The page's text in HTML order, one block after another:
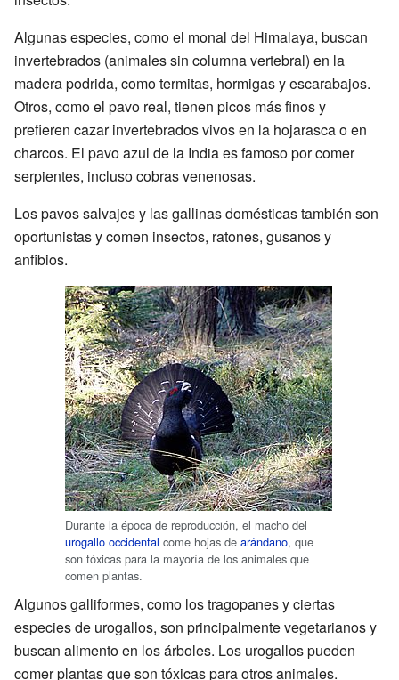
Algunas especies, como el monal del Himalaya, buscan
invertebrados (animales sin columna vertebral) en la
madera podrida, como termitas, hormigas y escarabajos.
Otros, como el pavo real, tienen picos más finos y
prefieren cazar invertebrados vivos en la hojarasca o en
charcos. El pavo azul de la India es famoso por comer
serpientes, incluso cobras venenosas.
Los pavos salvajes y las gallinas domésticas también son
oportunistas y comen insectos, ratones, gusanos y
anfibios.
Durante la época de reproducción, el macho del
urogallo occidental come hojas de arándano, que
son tóxicas para la mayoría de los animales que
comen plantas.
Algunos galliformes, como los tragopanes y ciertas
especies de urogallos, son principalmente vegetarianos y
buscan alimento en los árboles. Los urogallos pueden
comer plantas que son tóxicas para otros animales.